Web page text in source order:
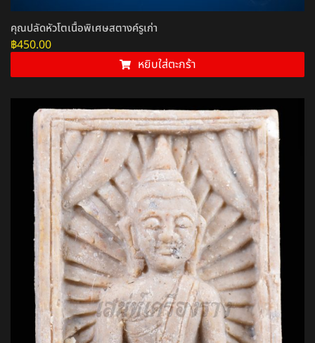
คุณปลัดหัวโตเนื้อพิเศษสตางค์รูเก่า
฿450.00
หยิบใส่ตะกร้า